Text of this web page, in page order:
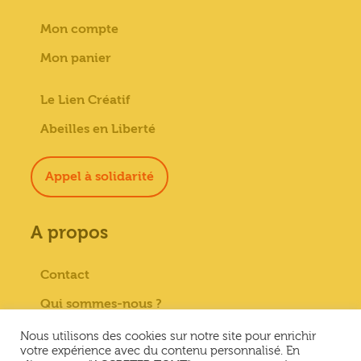
Mon compte
Mon panier
Le Lien Créatif
Abeilles en Liberté
Appel à solidarité
A propos
Contact
Qui sommes-nous ?
Paiement sécurisé
Nous utilisons des cookies sur notre site pour enrichir
votre expérience avec du contenu personnalisé. En